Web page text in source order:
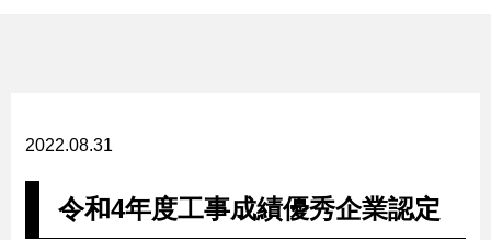
2022.08.31
令和4年度工事成績優秀企業認定